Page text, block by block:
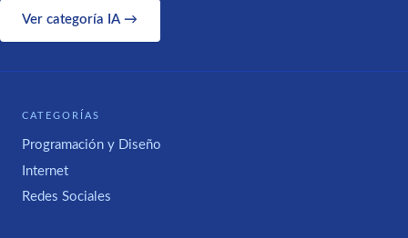
Ver categoría IA →
CATEGORÍAS
Programación y Diseño
Internet
Redes Sociales